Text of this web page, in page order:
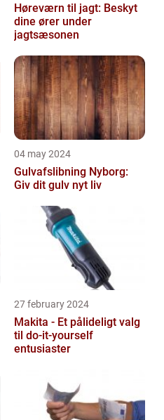
Høreværn til jagt: Beskyt
dine ører under
jagtsæsonen
04 may 2024
Gulvafslibning Nyborg:
Giv dit gulv nyt liv
27 february 2024
Makita - Et pålideligt valg
til do-it-yourself
entusiaster